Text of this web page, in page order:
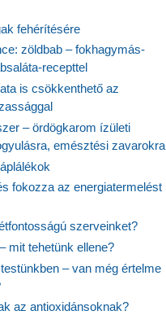
fehérítésére
zöldbab – fokhagymás-
recepttel
is csökkenthető az
– ördögkarom ízületi
emésztési zavarokra
fokozza az energiatermelést
szerveinket?
mit tehetünk ellene?
– van még értelme
az antioxidánsoknak?